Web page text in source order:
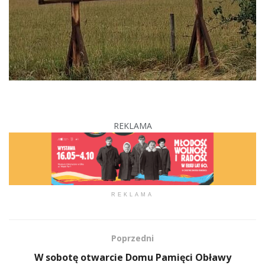
REKLAMA
REKLAMA
Poprzedni
W sobotę otwarcie Domu Pamięci Obławy